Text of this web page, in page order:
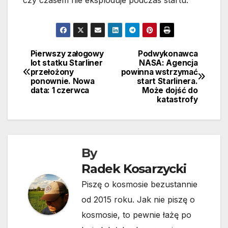
Nawigacja
wpisu
Podwykonawca
NASA: Agencja
powinna wstrzymać
start Starlinera.
Może dojść do
katastrofy
Pierwszy załogowy
lot statku Starliner
przełożony
ponownie. Nowa
data: 1 czerwca
By
Radek Kosarzycki
Piszę o kosmosie bezustannie
od 2015 roku. Jak nie piszę o
kosmosie, to pewnie łażę po